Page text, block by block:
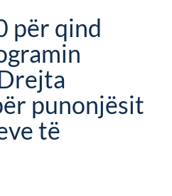
për qind
punonjësit
të